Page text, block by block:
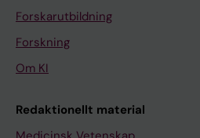
Forskarutbildning
Forskning
Om KI
Redaktionellt material